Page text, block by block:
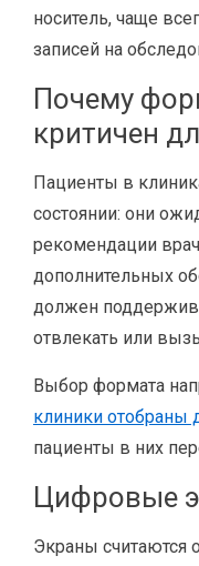
носитель, чаще
записей на
Почему
критичен
Пациенты в
состоянии: они
рекомендации
дополнительных
должен
отвлекать или
Выбор формата
клиники отобраны
пациенты в них
Цифровые
Экраны